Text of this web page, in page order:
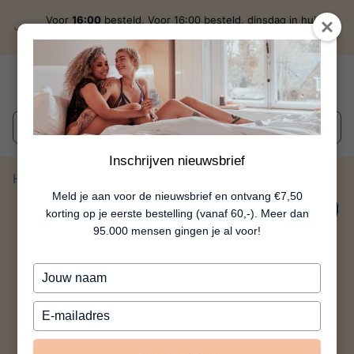
Inschrijven nieuwsbrief
Meld je aan voor de nieuwsbrief en ontvang €7,50
korting op je eerste bestelling (vanaf 60,-). Meer dan
95.000 mensen gingen je al voor!
Typ
je
naam
Typ
je
e-
Voor16:00 besteld, Voor 16:00 besteld, dinsdag in huis
Wat zoek je?
Home
14%